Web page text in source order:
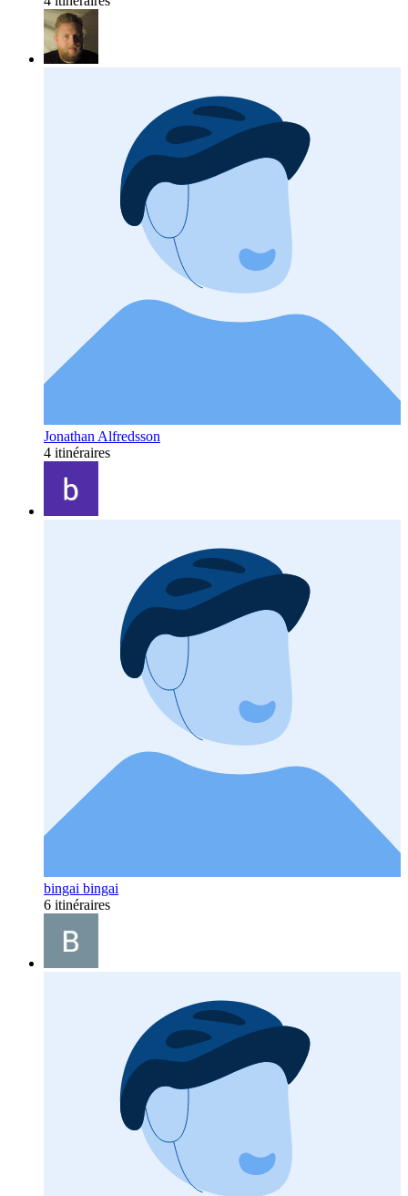
Jonathan Alfredsson
4 itinéraires
bingai bingai
6 itinéraires